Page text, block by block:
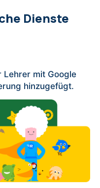
Dienste
Lehrer mit Google
hinzugefügt.